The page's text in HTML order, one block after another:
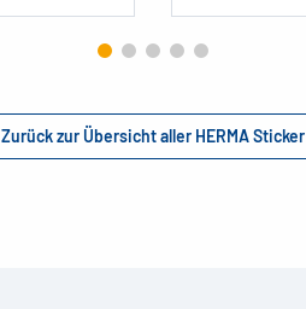
Zurück zur Übersicht aller HERMA Sticker